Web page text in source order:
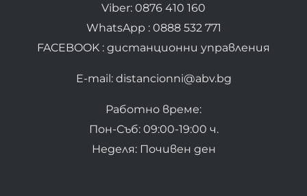
Viber: 0876 410 160
WhatsApp : 0888 532 771
FACEBOOK : дистанционни управления
E-mail: distancionni@abv.bg
Работно време:
Пон-Съб: 09:00-19:00 ч.
Неделя: Почивен ден